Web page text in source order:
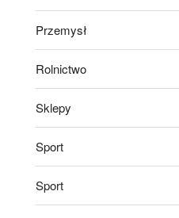
Przemysł
Rolnictwo
Sklepy
Sport
Sport